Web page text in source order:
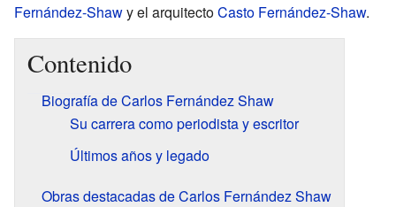
Fernández-Shawy el arquitectoCasto Fernández-Shaw.
Contenido
Biografía de Carlos Fernández Shaw
Su carrera como periodista y escritor
Últimos años y legado
Obras destacadas de Carlos Fernández Shaw